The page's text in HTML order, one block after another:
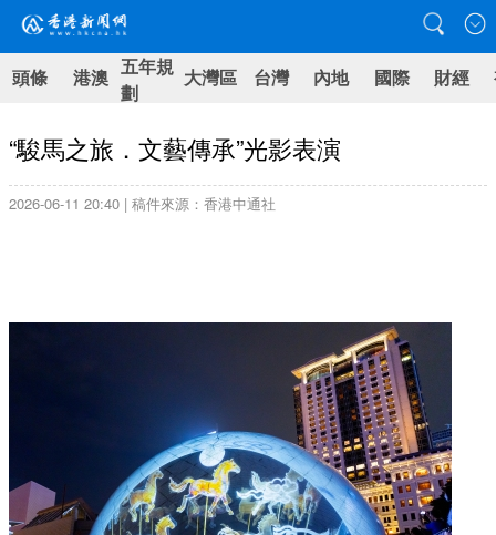
頭條 港澳 五年規
劃
大灣區 台灣 內地 國際 財經
“駿馬之旅．文藝傳承”光影表演
2026-06-11 20:40 | 稿件來源：香港中通社